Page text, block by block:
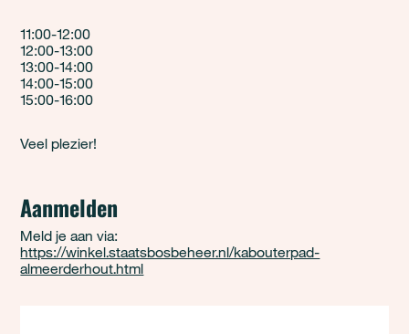
11:00-12:00
12:00-13:00
13:00-14:00
14:00-15:00
15:00-16:00
Veel plezier!
Aanmelden
Meld je aan via:
https://winkel.staatsbosbeheer.nl/kabouterpad-
almeerderhout.html